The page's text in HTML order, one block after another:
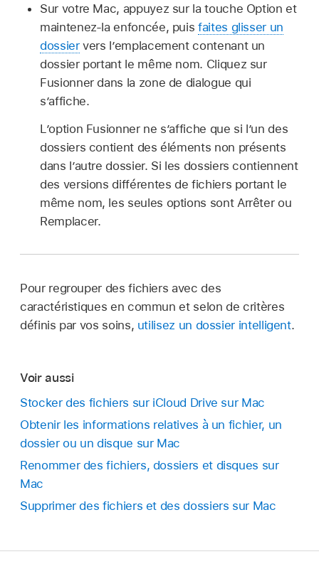
Sur votre Mac, appuyez sur la touche Option et
maintenez-la enfoncée, puisfaites glisser un
dossiervers l’emplacement contenant un
dossier portant le même nom. Cliquez sur
Fusionner dans la zone de dialogue qui
s’affiche.
L’option Fusionner ne s’affiche que si l’un des
dossiers contient des éléments non présents
dans l’autre dossier. Si les dossiers contiennent
des versions différentes de fichiers portant le
même nom, les seules options sont Arrêter ou
Remplacer.
Pour regrouper des fichiers avec des
caractéristiques en commun et selon de critères
définis par vos soins, utilisez un dossier intelligent.
Voir aussi
Stocker des fichiers sur iCloud Drive sur Mac
Obtenir les informations relatives à un fichier, un
dossier ou un disque sur Mac
Renommer des fichiers, dossiers et disques sur
Mac
Supprimer des fichiers et des dossiers sur Mac